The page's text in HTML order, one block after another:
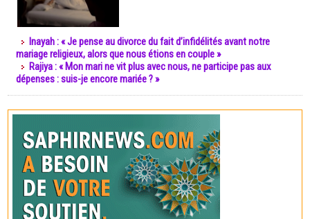
Inayah : « Je pense au divorce du fait d’infidélités avant notre
mariage religieux, alors que nous étions en couple »
Rajiya : « Mon mari ne vit plus avec nous, ne participe pas aux
dépenses : suis-je encore mariée ? »